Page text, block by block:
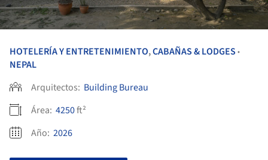
HOTELERÍA Y ENTRETENIMIENTO,CABAÑAS & LODGES •
NEPAL
Arquitectos: Building Bureau
Área: 4250ft²
Año: 2026